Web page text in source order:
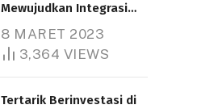
Mewujudkan Integrasi
8 MARET 2023
3,364 VIEWS
Tertarik Berinvestasi di